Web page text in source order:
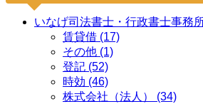
いなげ司法書士・行政書士事務
賃貸借 (17)
その他 (1)
登記 (52)
時効 (46)
株式会社（法人） (34)